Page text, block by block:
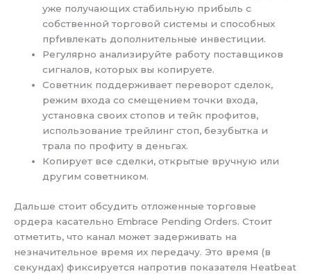
уже получающих стабильную прибыль с
собственной торговой системы и способных
прfивлекать дополнительные инвестиции.
Регулярно анализируйте работу поставщиков
сигналов, которых вы копируете.
Советник поддерживает переворот сделок,
режим входа со смещением точки входа,
установка своих стопов и тейк профитов,
использование трейлинг стоп, безубытка и
трала по профиту в деньгах.
Копирует все сделки, открытые вручную или
другим советником.
Дальше стоит обсудить отложенные торговые
ордера касательно Embrace Pending Orders. Стоит
отметить, что канал может задерживать на
незначительное время их передачу. Это время (в
секундах) фиксируется напротив показателя Heatbeat